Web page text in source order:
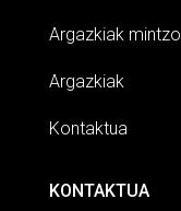
Argazkiak mintzo
Argazkiak
Kontaktua
KONTAKTUA